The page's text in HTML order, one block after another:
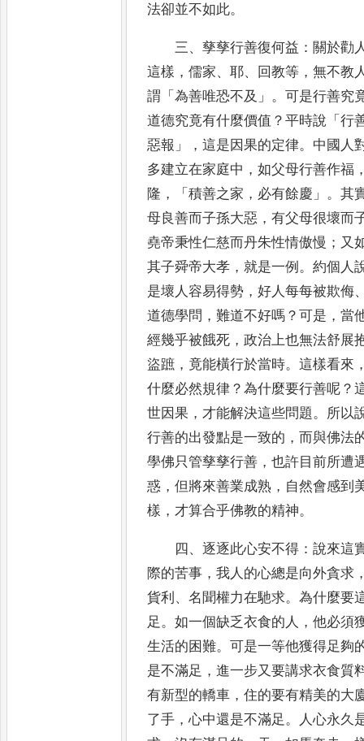
法卻並不如此。
三、孳孳行善復何益 ： 關於勸
這樣 ，儒家、耶、 回教等 ，無不教
謂 「為善唯恐不及 」 。可是行善究
道德究竟有什麼價值 ？平時說 「行
惡報 」 ，這是因果的定律。 中國人
多建立在家庭中 ，如父母行善作福
隆 ， 「積善之家 ， 必有餘慶 」 。其
母良善而子孫大惡 ，有父母很壞而
堯帝秉性仁慈而丹朱性情傲慢 ； 又
其子舜帝大孝 ， 就是一例 。約個人
是壞人容易得勢 ，好人每每被欺侮
道德學問 ，難道不好嗎 ？可是 ，當
經幾乎被餓死 ，政治上也無法舒展
盜蹠 ， 竟能橫行於當時。這樣看來
什麼必然規律 ？為什麼要行善呢 ？
世因果 ， 才能解決這些問題 。
所以
行善的出發點是一致的 ，而與佛法
學佛只管孳孳行善 ，也許目前所遭
惑 ，但將來善業成熟 ， 自然會感到
樣 ， 才算合乎佛教的精神。
四 、逐逐此心安不得 ：說來這
際的苦事 ，我人的心總是向外貪求
貨利 、名聞權力在馳求。為什麼要
足 。如一個缺乏衣食的人 ，他必須
生活的困難。可是一等他獲得足夠
是不滿足 ，進一步又要講求衣食質
有新型的轎車 ，住的要有精美的大
了手 ，心中還是不滿足 。 人心永久